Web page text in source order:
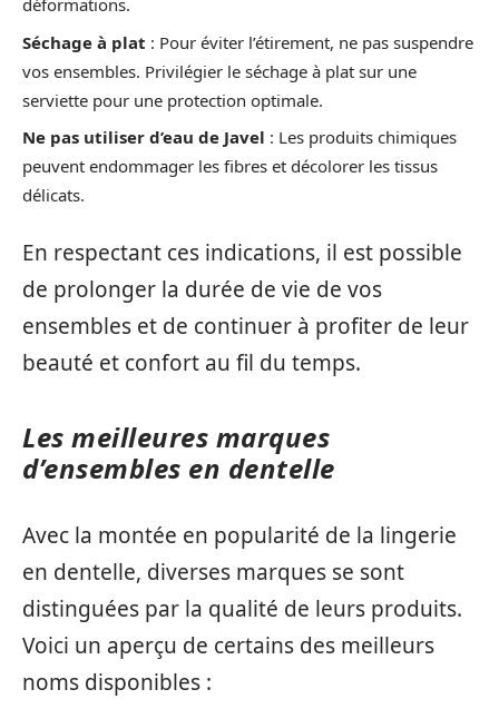
déformations.
Séchage à plat : Pour éviter l’étirement, ne pas suspendre
vos ensembles. Privilégier le séchage à plat sur une
serviette pour une protection optimale.
Ne pas utiliser d’eau de Javel : Les produits chimiques
peuvent endommager les fibres et décolorer les tissus
délicats.
En respectant ces indications, il est possible
de prolonger la durée de vie de vos
ensembles et de continuer à profiter de leur
beauté et confort au fil du temps.
Les meilleures marques
d’ensembles en dentelle
Avec la montée en popularité de la lingerie
en dentelle, diverses marques se sont
distinguées par la qualité de leurs produits.
Voici un aperçu de certains des meilleurs
noms disponibles :